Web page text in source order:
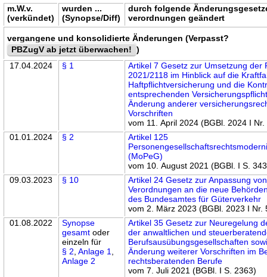
m.W.v.
(verkündet)
wurden ...
(Synopse/Diff)
durch folgende
verordnungen geändert
vergangene und konsolidierte Änderungen (Verpasst?
PBZugV ab jetzt überwachen! )
17.04.2024
§ 1
Artikel 7 Gesetz zur Umsetzung der
2021/2118 im Hinblick auf die
Haftpflichtversicherung und die
entsprechenden
Änderung anderer
Vorschriften
vom 11. April 2024 (BGBl. 2024 I Nr.
01.01.2024
§ 2
Artikel 125
(MoPeG)
vom 10. August 2021 (BGBl. I S.
09.03.2023
§ 10
Artikel 24 Gesetz zur Anpassung
Verordnungen an die neue
des Bundesamtes für Güterverkehr
vom 2. März 2023 (BGBl. 2023 I Nr.
01.08.2022
Synopse
gesamt oder
einzeln für
§ 2 ,Anlage 1
Anlage 2
Artikel 35 Gesetz zur Neuregelung
der anwaltlichen und
Berufsausübungsgesellschaften
Änderung weiterer Vorschriften im
rechtsberatenden Berufe
vom 7. Juli 2021 (BGBl. I S. 2363)